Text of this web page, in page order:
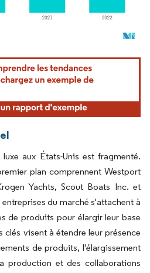
nécessite une attribution sous CC BY
aux États-Unis est fragmenté.
plan comprennent Westport
Yachts, Scout Boats Inc. et
du marché s'attachent à
de produits pour élargir leur base
clés visent à étendre leur présence
de produits, l'élargissement
production et des collaborations